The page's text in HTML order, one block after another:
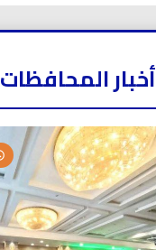
أخبار المحافظات